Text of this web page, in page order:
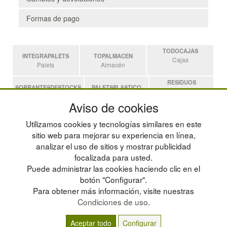
Formas de pago
INTEGRAPALETS
Palets
TOPALMACEN
Almacén
TODOCAJAS
Cajas
SOBRANTESDESTOCKS PALETSPLASTICO
RESIDUOS
Residuos
Estanterias
POLÍTICA DE PRIVACIDAD
CONDICIONES DE USO
CAMBIOS Y DEVOLUCIONES
CONTACTO
MAPA WEB
PREGUNTAS FRECUENTES
INGRESA A TU CUENTA
© residuos.com - Todos los derechos reservados
Aviso de cookies
Utilizamos cookies y tecnologías similares en este
sitio web para mejorar su experiencia en línea,
analizar el uso de sitios y mostrar publicidad
focalizada para usted.
Puede administrar las cookies haciendo clic en el
botón "Configurar".
Para obtener más información, visite nuestras
Condiciones de uso.
Aceptar todo Configurar